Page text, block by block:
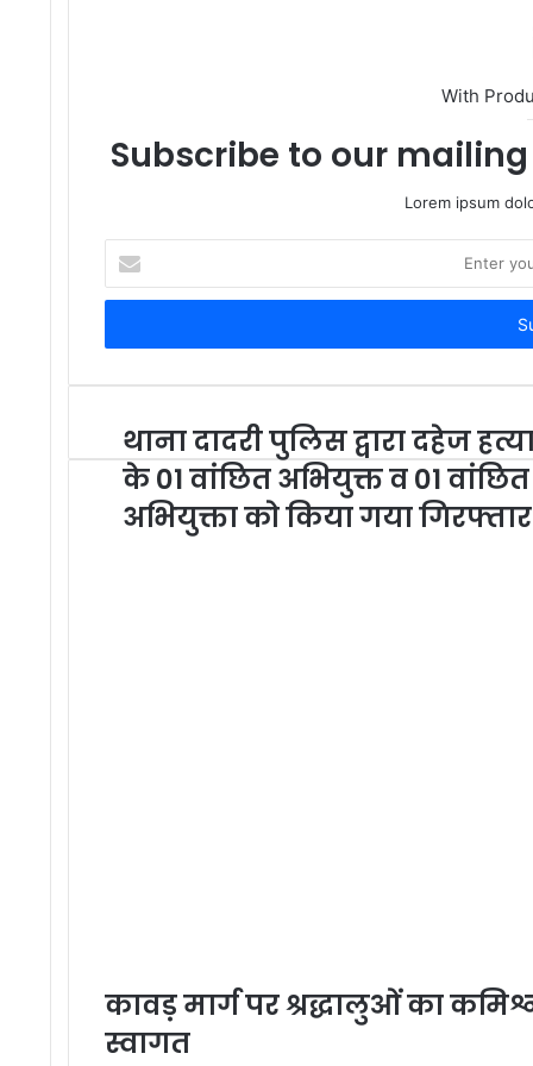
With
Subscribe to our
Lorem ipsum
your
Email
थाना दादरी पुलिस द्वारा दहेज
के 01 वांछित अभियुक्त व 01 वांछित
अभियुक्ता को किया गया गिरफ्तार
कावड़ मार्ग पर श्रद्धालुओं का
स्वागत